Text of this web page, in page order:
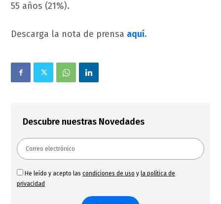
55 años (21%).
Descarga la nota de prensa aquí.
Descubre nuestras Novedades
He leído y acepto las condiciones de uso y la política de
privacidad